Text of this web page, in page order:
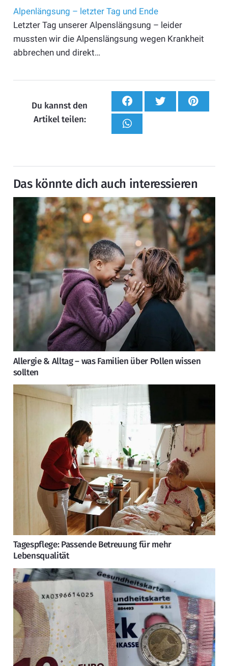
Alpenlängsung – letzter Tag und Ende
Letzter Tag unserer Alpenslängsung – leider
mussten wir die Alpenslängsung wegen Krankheit
abbrechen und direkt…
Du kannst den
Artikel teilen:
Das könnte dich auch interessieren
Allergie & Alltag – was Familien über Pollen wissen
sollten
Tagespflege: Passende Betreuung für mehr
Lebensqualität